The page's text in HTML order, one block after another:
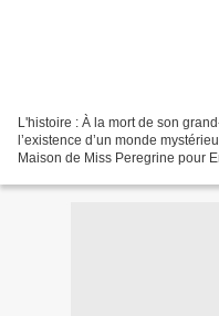
L'histoire : À la mort de son
l’existence d’un monde
Maison de Miss Peregrine pour